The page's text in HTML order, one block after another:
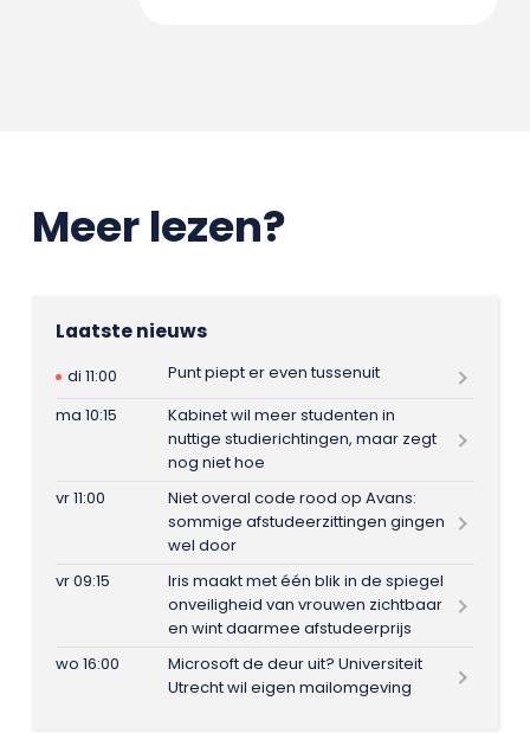
Meer lezen?
Laatste nieuws
di 11:00
Punt piept er even tussenuit
ma 10:15
Kabinet wil meer studenten in
nuttige studierichtingen, maar zegt
nog niet hoe
vr 11:00
Niet overal code rood op Avans:
sommige afstudeerzittingen gingen
wel door
vr 09:15
Iris maakt met één blik in de spiegel
onveiligheid van vrouwen zichtbaar
en wint daarmee afstudeerprijs
wo 16:00
Microsoft de deur uit? Universiteit
Utrecht wil eigen mailomgeving